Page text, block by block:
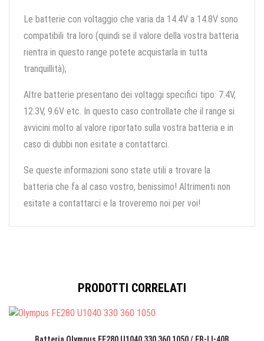
Le batterie con voltaggio che varia da 14.4V a 14.8V sono
compatibili tra loro (quindi se il valore della vostra batteria
rientra in questo range potete acquistarla in tutta
tranquillità);
Altre batterie presentano dei voltaggi specifici tipo: 7.4V,
12.3V, 9.6V etc. In questo caso controllate che il range si
avvicini molto al valore riportato sulla vostra batteria e in
caso di dubbi non esitate a contattarci.
Se queste informazioni sono state utili a trovare la
batteria che fa al caso vostro, benissimo! Altrimenti non
esitate a contattarci e la troveremo noi per voi!
PRODOTTI CORRELATI